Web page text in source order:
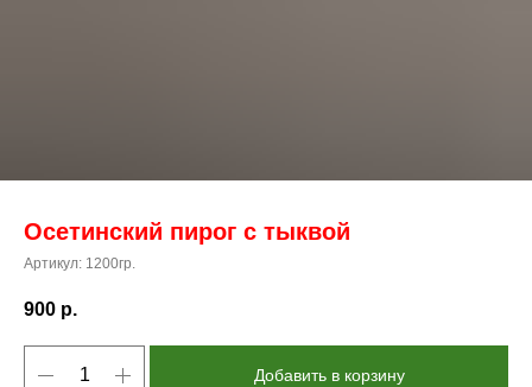
Осетинский пирог с тыквой
Артикул: 1200гр.
900 р.
Добавить в корзину